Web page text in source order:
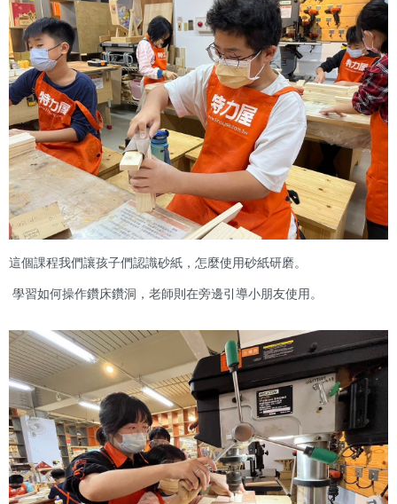
這個課程我們讓孩子們認識砂紙，怎麼使用砂紙研磨。
學習如何操作鑽床鑽洞，老師則在旁邊引導小朋友使用。